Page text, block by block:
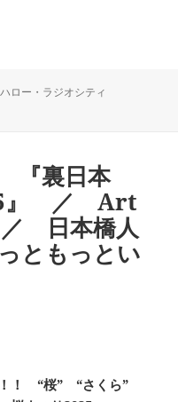
カ
ハロー・ラジオシティ
派員の「大好き！中央区」 / 京
『裏日本
』 ／ Art
日本橋人
ともっとい
！！ “桜” “さくら”